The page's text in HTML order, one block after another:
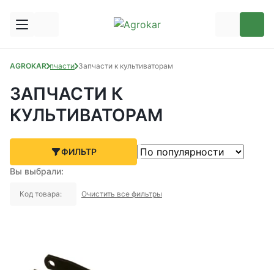
AGROKARЗапчасти Запчасти к культиваторам
ЗАПЧАСТИ К
КУЛЬТИВАТОРАМ
ФИЛЬТР
Вы выбрали:
Код товара: Очистить все фильтры